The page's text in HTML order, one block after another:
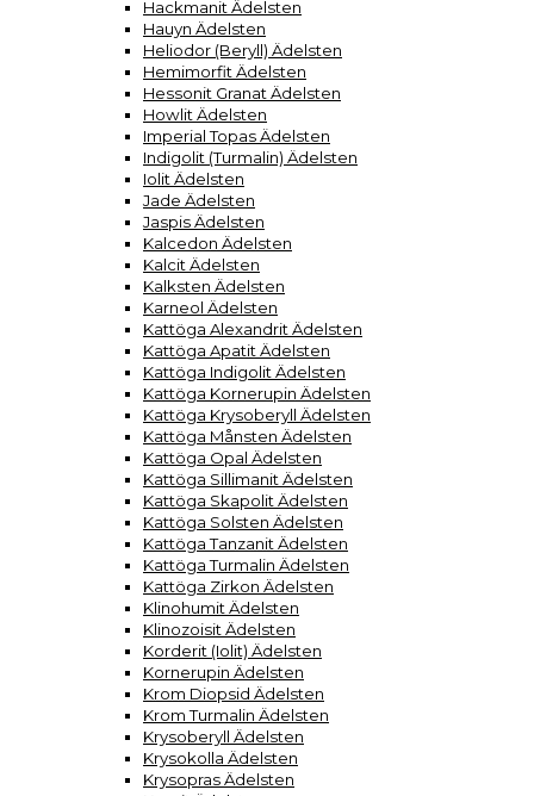
Hackmanit Ädelsten
Hauyn Ädelsten
Heliodor (Beryll) Ädelsten
Hemimorfit Ädelsten
Hessonit Granat Ädelsten
Howlit Ädelsten
Imperial Topas Ädelsten
Indigolit (Turmalin) Ädelsten
Iolit Ädelsten
Jade Ädelsten
Jaspis Ädelsten
Kalcedon Ädelsten
Kalcit Ädelsten
Kalksten Ädelsten
Karneol Ädelsten
Kattöga Alexandrit Ädelsten
Kattöga Apatit Ädelsten
Kattöga Indigolit Ädelsten
Kattöga Kornerupin Ädelsten
Kattöga Krysoberyll Ädelsten
Kattöga Månsten Ädelsten
Kattöga Opal Ädelsten
Kattöga Sillimanit Ädelsten
Kattöga Skapolit Ädelsten
Kattöga Solsten Ädelsten
Kattöga Tanzanit Ädelsten
Kattöga Turmalin Ädelsten
Kattöga Zirkon Ädelsten
Klinohumit Ädelsten
Klinozoisit Ädelsten
Korderit (Iolit) Ädelsten
Kornerupin Ädelsten
Krom Diopsid Ädelsten
Krom Turmalin Ädelsten
Krysoberyll Ädelsten
Krysokolla Ädelsten
Krysopras Ädelsten